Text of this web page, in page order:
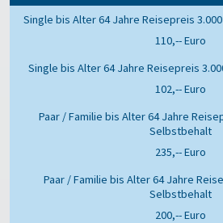
110,-- Euro
102,-- Euro
235,-- Euro
200,-- Euro